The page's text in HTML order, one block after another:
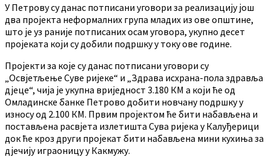
У Петрову су данас потписани уговори за реализацију још
два пројекта неформалних група младих из ове општине,
што је уз раније потписаних осам уговора, укупно десет
пројеката који су добили подршку у току ове године.
Пројекти за које су данас потписани уговори су
„Освјетљење Суве ријеке“ и „Здрава исхрана-пола здравља
дјеце“, чија је укупна вриједност 3.180 КМ а који ће од
Омладинске банке Петрово добити новчану подршку у
износу од 2.100 КМ. Првим пројектом ће бити набављена и
постављена расвјета излетишта Сува ријека у Калуђерици
док ће кроз други пројекат бити набављена мини кухиња за
дјечију играоницу у Какмужу.